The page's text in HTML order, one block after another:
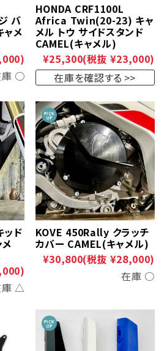
バ
メ
庫 ○
HONDA CRF1100L
Africa Twin(20-23) キャ
メル トウ サイドスタンド
CAMEL(キャメル)
¥25,300(税抜 ¥23,000)
在庫を確認する
ド
庫 △
KOVE 450Rally クラッチ
カバー CAMEL(キャメル)
¥30,800(税抜 ¥28,000)
在庫 ○